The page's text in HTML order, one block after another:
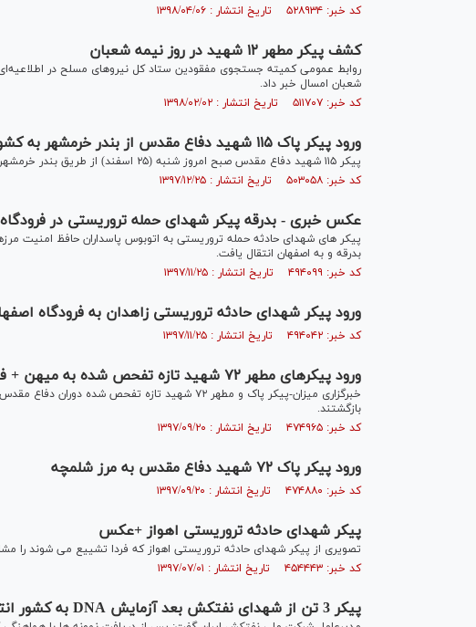
کد خبر: ۵۲۸۹۳۴ تاریخ انتشار : ۱۳۹۸/۰۴/۰۶
کشف پیکر مطهر ۱۲ شهید در روز نیمه شعبان
شعبان امسال خبر داد.
کد خبر: ۵۱۱۷۰۷ تاریخ انتشار : ۱۳۹۸/۰۲/۰۲
ورود پیکر پاک ۱۱۵ شهید دفاع مقدس از بندر خرمشهر به کشور
پیکر ۱۱۵ شهید دفاع مقدس صبح امروز شنبه (۲۵ اسفند) از طریق بندر خرمشهر وارد کشور شد.
کد خبر: ۵۰۳۰۵۸ تاریخ انتشار : ۱۳۹۷/۱۲/۲۵
عکس خبری - بدرقه پیکر شهدای حمله تروریستی در
پیکر های شهدای حادثه حمله تروریستی به اتوبوس پاسداران حافظ امنیت
بدرقه و به اصفهان انتقال یافت.
کد خبر: ۴۹۴۰۹۹ تاریخ انتشار : ۱۳۹۷/۱۱/۲۵
ورود پیکر شهدای حادثه تروریستی زاهدان به فرودگاه
کد خبر: ۴۹۴۰۴۲ تاریخ انتشار : ۱۳۹۷/۱۱/۲۵
ورود پیکر‌های مطهر ۷۲ شهید تازه تفحص شده به میهن + فیلم
خبرگزاری میزان-پیکر پاک و مطهر ۷۲ شهید تازه تفحص
بازگشتند.
کد خبر: ۴۷۴۹۶۵ تاریخ انتشار : ۱۳۹۷/۰۹/۲۰
ورود پیکر پاک ۷۲ شهید دفاع مقدس به مرز شلمچه
کد خبر: ۴۷۴۸۸۰ تاریخ انتشار : ۱۳۹۷/۰۹/۲۰
پیکر شهدای حادثه تروریستی اهواز +عکس
تصویری از پیکر شهدای حادثه تروریستی اهواز که فردا تشییع می شوند را
کد خبر: ۴۵۴۴۴۳ تاریخ انتشار : ۱۳۹۷/۰۷/۰۱
پیکر 3 تن از شهدای نفتکش بعد آزمایش DNA به کشور انتقال می یابد